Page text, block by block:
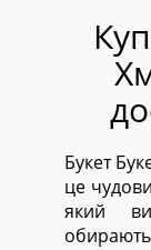
Букет
це
який
обирають